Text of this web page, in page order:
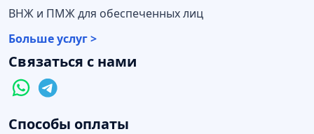
ВНЖ и ПМЖ для обеспеченных лиц
Больше услуг >
Связаться с нами
Способы оплаты